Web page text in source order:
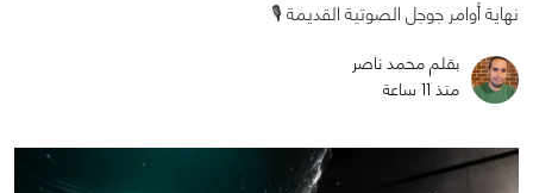
نهاية أوامر جوجل الصوتية القديمة 🎙️
بقلم محمد ناصر
منذ 11 ساعة